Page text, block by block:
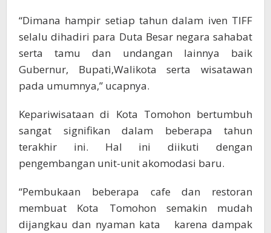
“Dimana hampir setiap tahun dalam iven TIFF
selalu dihadiri para Duta Besar negara sahabat
serta tamu dan undangan lainnya baik
Gubernur, Bupati,Walikota serta wisatawan
pada umumnya,” ucapnya.
Kepariwisataan di Kota Tomohon bertumbuh
sangat signifikan dalam beberapa tahun
terakhir ini. Hal ini diikuti dengan
pengembangan unit-unit akomodasi baru.
“Pembukaan beberapa cafe dan restoran
membuat Kota Tomohon semakin mudah
dijangkau dan nyaman kata karena dampak